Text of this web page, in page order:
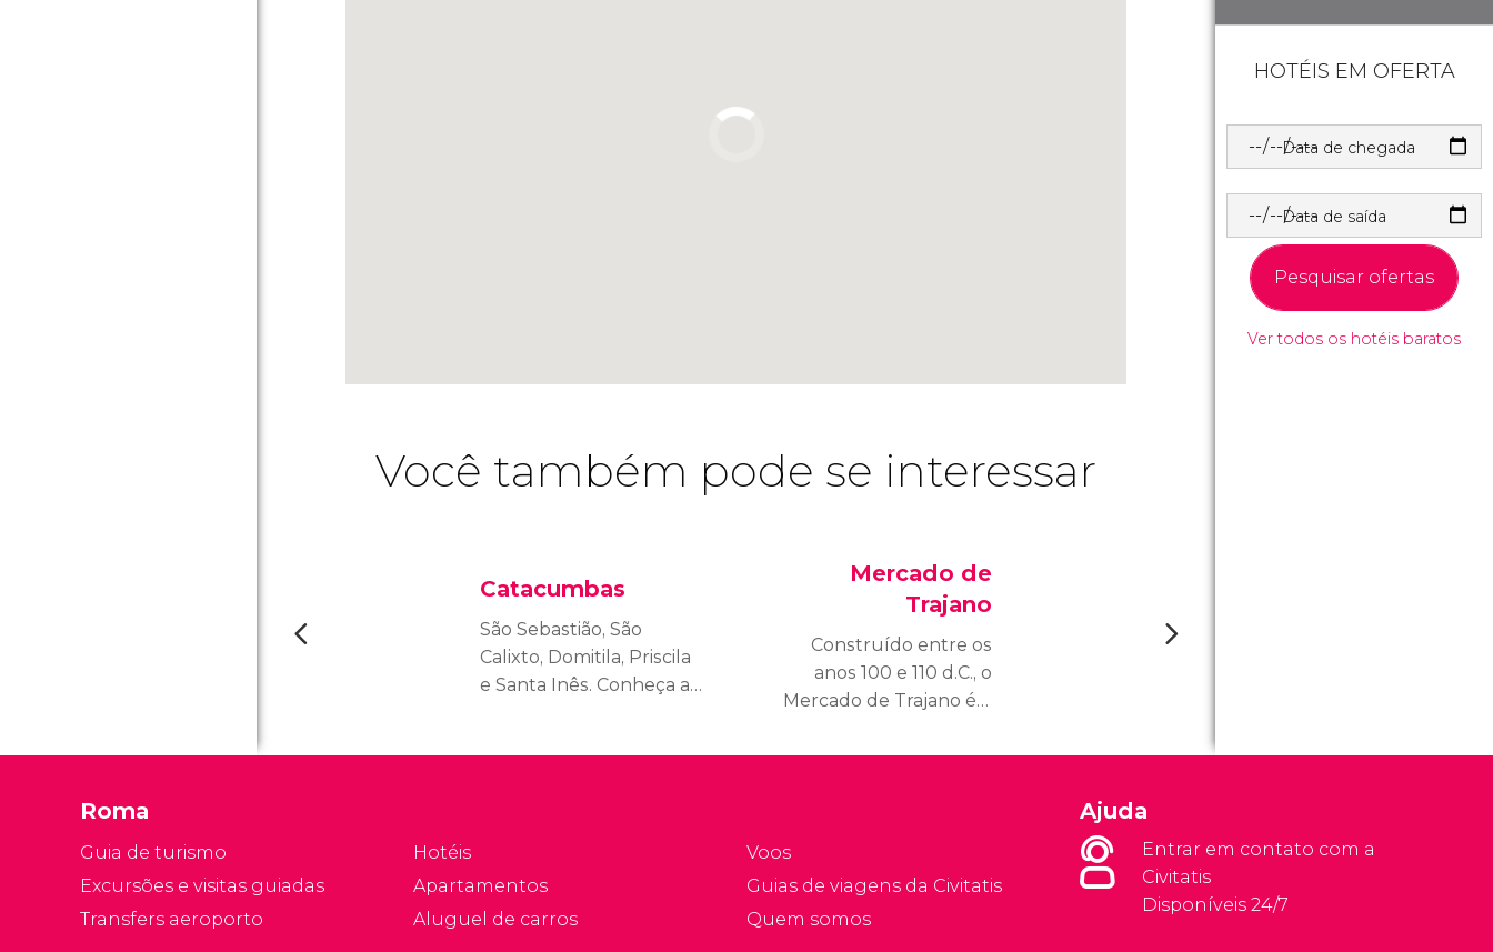
Você também pode se interessar
Catacumbas
São Sebastião, São
Calixto, Domitila, Priscila
e Santa Inês. Conheça as
Mercado de
Trajano
Construído entre os
anos 100 e 110 d.C., o
Mercado de Trajano é o
comercial coberto da
HOTÉIS EM OFERTA
Data de chegada
Data de saída
Pesquisar ofertas
Ver todos os hotéis baratos
Roma
Guia de turismo
Excursões e visitas guiadas
Transfers aeroporto
Hotéis
Apartamentos
Aluguel de carros
Voos
Guias de viagens da Civitatis
Quem somos
Ajuda
Entrar em contato com a
Civitatis
Disponíveis 24/7